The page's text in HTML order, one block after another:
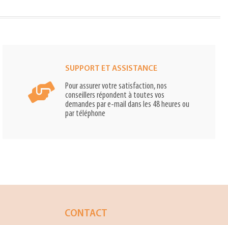
SUPPORT ET ASSISTANCE
Pour assurer votre satisfaction, nos
conseillers répondent à toutes vos
demandes par e-mail dans les 48 heures ou
par téléphone
CONTACT